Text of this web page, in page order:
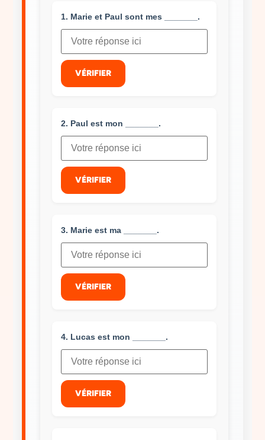
1. Marie et Paul sont mes _______.
VÉRIFIER
2. Paul est mon _______.
VÉRIFIER
3. Marie est ma _______.
VÉRIFIER
4. Lucas est mon _______.
VÉRIFIER